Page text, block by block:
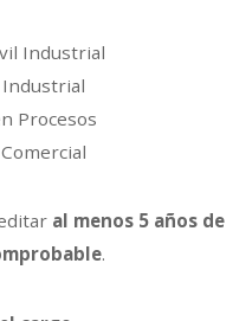
Industrial
Procesos
al menos 5 años de
.